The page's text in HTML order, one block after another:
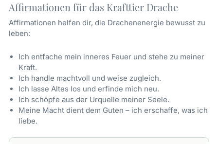
Affirmationen für das Krafttier Drache
Affirmationen helfen dir, die Drachenenergie bewusst zu
leben:
Ich entfache mein inneres Feuer und stehe zu meiner
Kraft.
Ich handle machtvoll und weise zugleich.
Ich lasse Altes los und erfinde mich neu.
Ich schöpfe aus der Urquelle meiner Seele.
Meine Macht dient dem Guten – ich erschaffe, was ich
liebe.